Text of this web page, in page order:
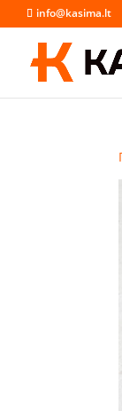
info@kasima.lt